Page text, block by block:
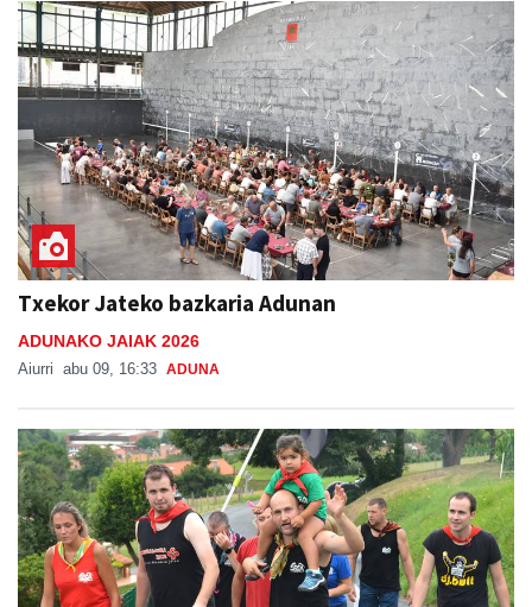
Txekor Jateko bazkaria Adunan
ADUNAKO JAIAK 2026
Aiurri abu 09, 16:33 ADUNA